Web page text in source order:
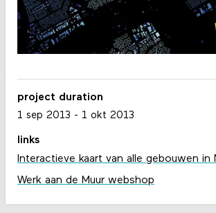
CitySDK - Buildings of the Netherlands:
project duration
1 sep 2013 - 1 okt 2013
links
Interactieve kaart van alle gebouwen in
Werk aan de Muur webshop